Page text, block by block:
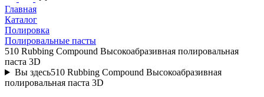
Главная
Каталог
Полировка
Полировальные пасты
510 Rubbing Compound Высокоабразивная полировальная
паста 3D
Вы здесь510 Rubbing Compound Высокоабразивная
полировальная паста 3D